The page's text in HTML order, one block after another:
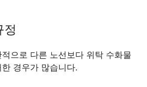
정
으로 다른 노선보다 위탁 수화물
경우가 많습니다.